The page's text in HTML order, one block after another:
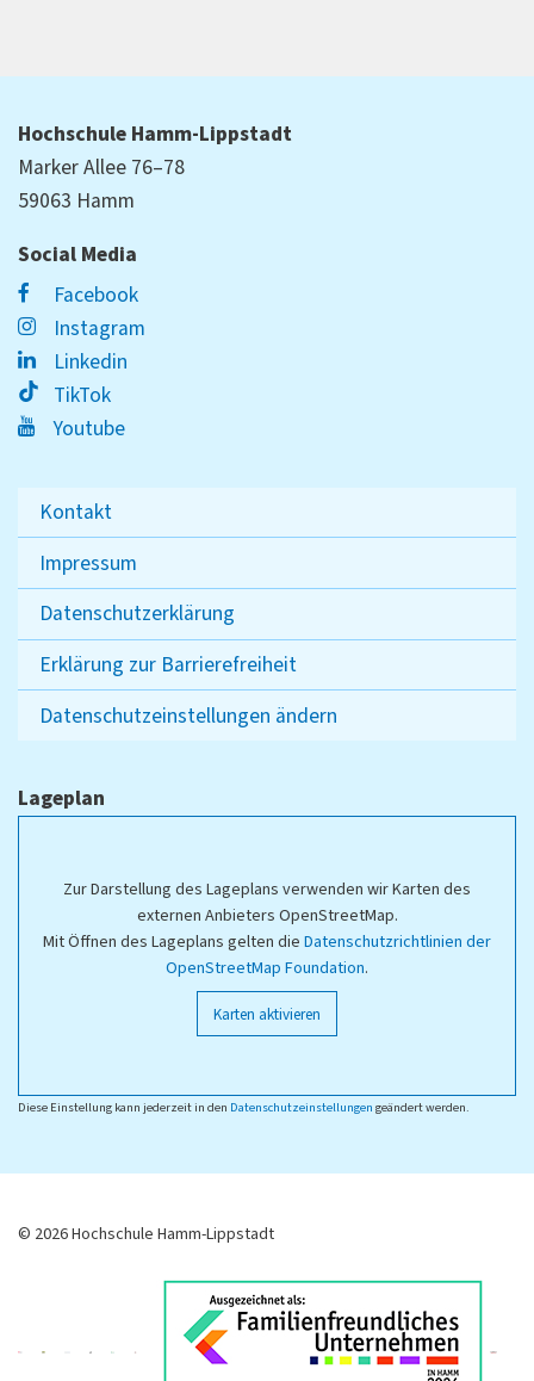
Hochschule Hamm-Lippstadt
Marker Allee 76–78
59063 Hamm
Social Media
Facebook
Instagram
Linkedin
TikTok
Youtube
Kontakt
Impressum
Datenschutzerklärung
Erklärung zur Barrierefreiheit
Datenschutzeinstellungen ändern
Lageplan
Zur Darstellung des Lageplans verwenden wir Karten des
externen Anbieters OpenStreetMap.
Mit Öffnen des Lageplans gelten die Datenschutzrichtlinien der
OpenStreetMap Foundation.
Karten aktivieren
Diese Einstellung kann jederzeit in den Datenschutzeinstellungen geändert werden.
© 2026 Hochschule Hamm-Lippstadt